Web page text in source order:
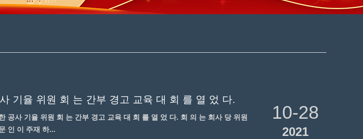
기율 위원 회 는 간부 경고 교육 대 회 를 열 었 다.
공사 기율 위원 회 는 간부 경고 교육 대 회 를 열 었 다. 회 의 는 회사 당 위원
인 이 주재 하...
10-28
2021